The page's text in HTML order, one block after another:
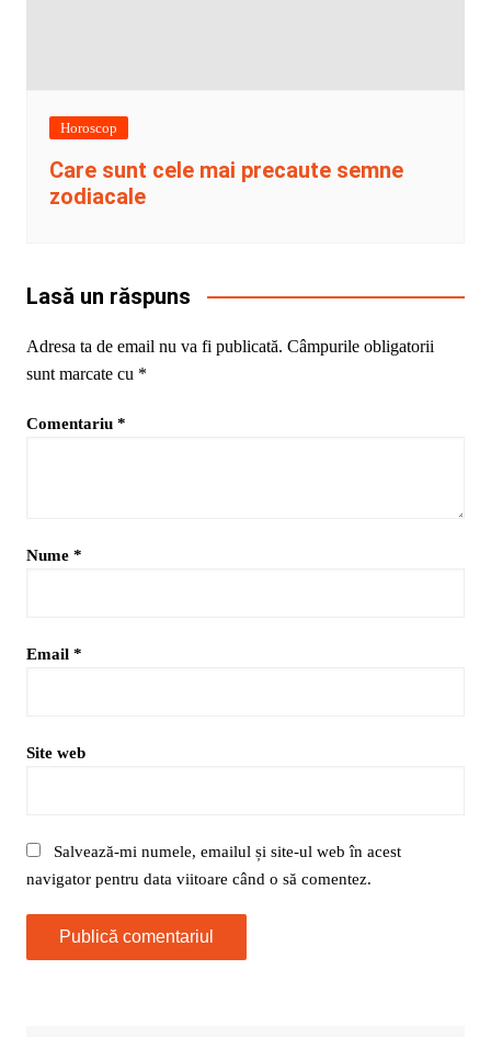
Horoscop
Care sunt cele mai precaute semne
zodiacale
Lasă un răspuns
Adresa ta de email nu va fi publicată. Câmpurile obligatorii
sunt marcate cu *
Comentariu *
Nume *
Email *
Site web
Salvează-mi numele, emailul și site-ul web în acest
navigator pentru data viitoare când o să comentez.